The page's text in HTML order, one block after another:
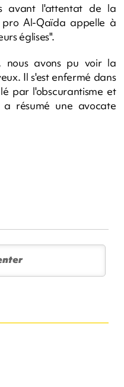
avant l'attentat de la
Al-Qaïda appelle à
églises".
nous avons pu voir la
Il s'est enfermé dans
par l'obscurantisme et
résumé une avocate